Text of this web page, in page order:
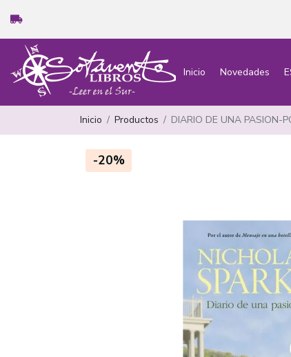
Inicio Novedades
Inicio Productos DIARIO DE UNA PASION-
-20%